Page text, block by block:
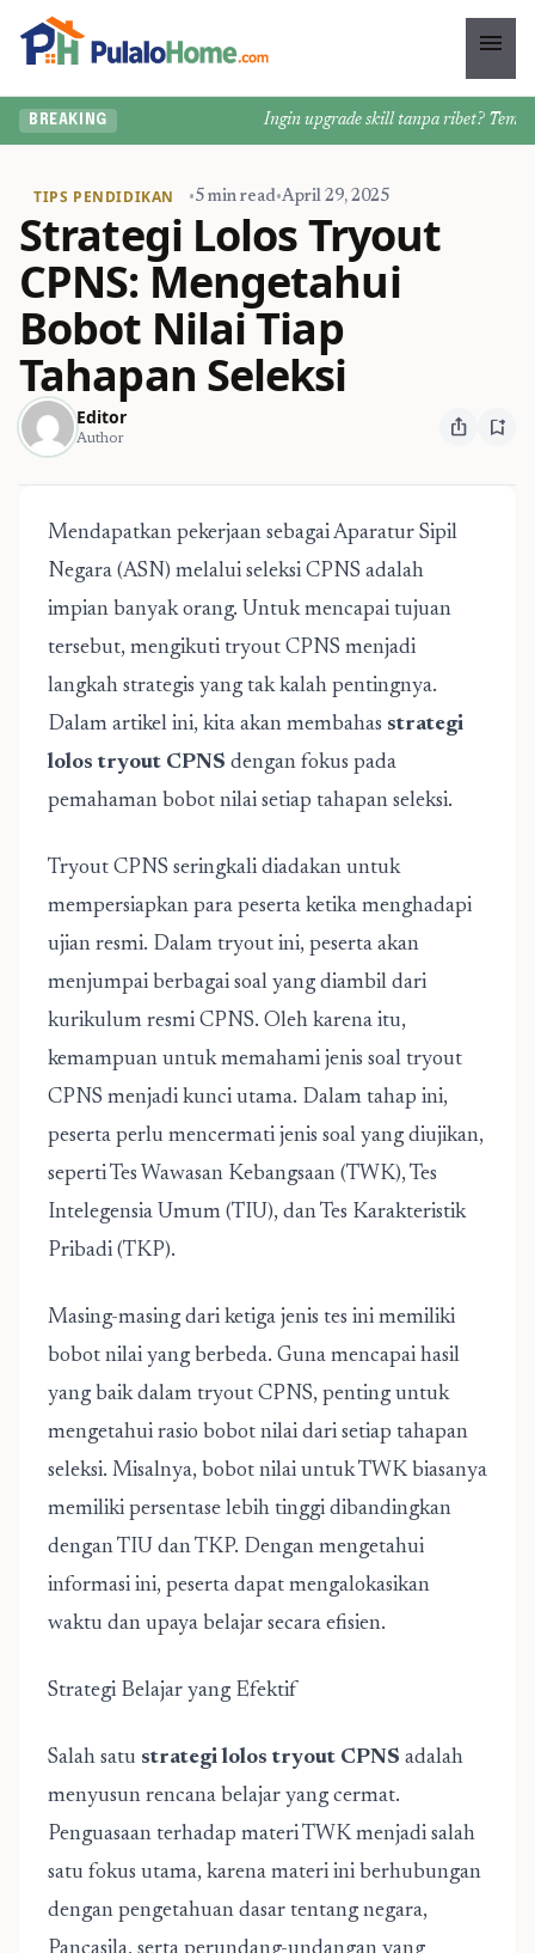
menu
BREAKING Ingin upgrade skill tanpa ribet?
TIPS PENDIDIKAN •5 min read•April 29, 2025
Strategi Lolos Tryout
CPNS: Mengetahui
Bobot Nilai Tiap
Tahapan Seleksi
Editor
Author ios_share bookmark_add
Mendapatkan pekerjaan sebagai Aparatur Sipil
Negara (ASN) melalui seleksi CPNS adalah
impian banyak orang. Untuk mencapai tujuan
tersebut, mengikuti tryout CPNS menjadi
langkah strategis yang tak kalah pentingnya.
Dalam artikel ini, kita akan membahas strategi
lolos tryout CPNS dengan fokus pada
pemahaman bobot nilai setiap tahapan seleksi.
Tryout CPNS seringkali diadakan untuk
mempersiapkan para peserta ketika menghadapi
ujian resmi. Dalam tryout ini, peserta akan
menjumpai berbagai soal yang diambil dari
kurikulum resmi CPNS. Oleh karena itu,
kemampuan untuk memahami jenis soal tryout
CPNS menjadi kunci utama. Dalam tahap ini,
peserta perlu mencermati jenis soal yang diujikan,
seperti Tes Wawasan Kebangsaan (TWK), Tes
Intelegensia Umum (TIU), dan Tes Karakteristik
Pribadi (TKP).
Masing-masing dari ketiga jenis tes ini memiliki
bobot nilai yang berbeda. Guna mencapai hasil
yang baik dalam tryout CPNS, penting untuk
mengetahui rasio bobot nilai dari setiap tahapan
seleksi. Misalnya, bobot nilai untuk TWK biasanya
memiliki persentase lebih tinggi dibandingkan
dengan TIU dan TKP. Dengan mengetahui
informasi ini, peserta dapat mengalokasikan
waktu dan upaya belajar secara efisien.
Strategi Belajar yang Efektif
Salah satu strategi lolos tryout CPNS adalah
menyusun rencana belajar yang cermat.
Penguasaan terhadap materi TWK menjadi salah
satu fokus utama, karena materi ini berhubungan
dengan pengetahuan dasar tentang negara,